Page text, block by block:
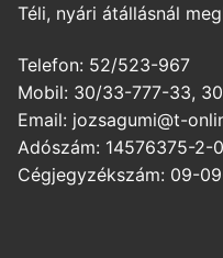
Téli, nyári átállásnál
Telefon: 52/523-967
Mobil: 30/33-777-33,
Email: jozsagumi@t-
Adószám: 14576375-2-
Cégjegyzékszám: 09-